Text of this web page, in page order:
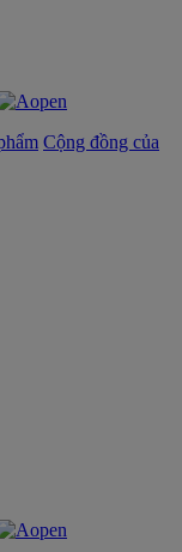
Cộng đồng của